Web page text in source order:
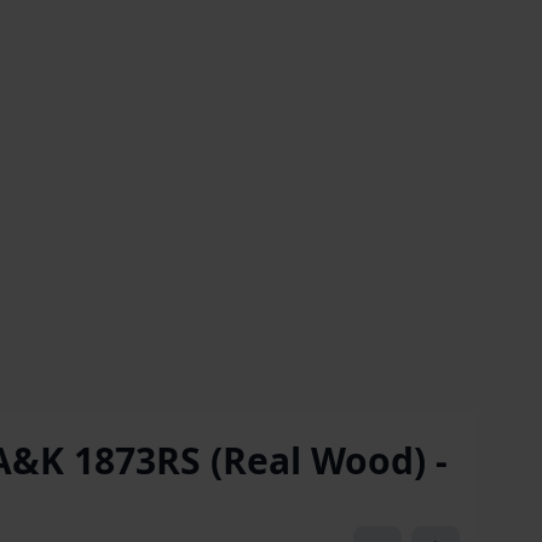
1873RS (Real Wood) -